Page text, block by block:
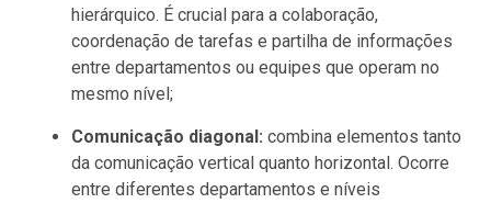
hierárquico. É crucial para a colaboração,
coordenação de tarefas e partilha de informações
entre departamentos ou equipes que operam no
mesmo nível;
Comunicação diagonal: combina elementos tanto
da comunicação vertical quanto horizontal. Ocorre
entre diferentes departamentos e níveis